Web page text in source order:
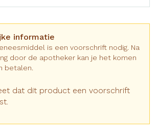
informatie
is een voorschrift nodig. Na
door de apotheker kan je het komen
betalen.
dat dit product een voorschrift